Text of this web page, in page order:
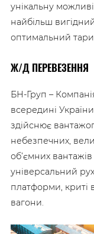
унікальну
найбільш
оптимальний
Ж/Д ПЕРЕВЕЗЕННЯ
БН-Груп –
всередині
здійснює
небезпечних,
об’ємних
універсальний
платформи, криті
вагони.